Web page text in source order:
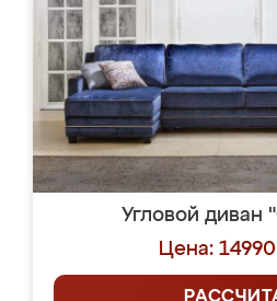
Угловой диван
Цена: